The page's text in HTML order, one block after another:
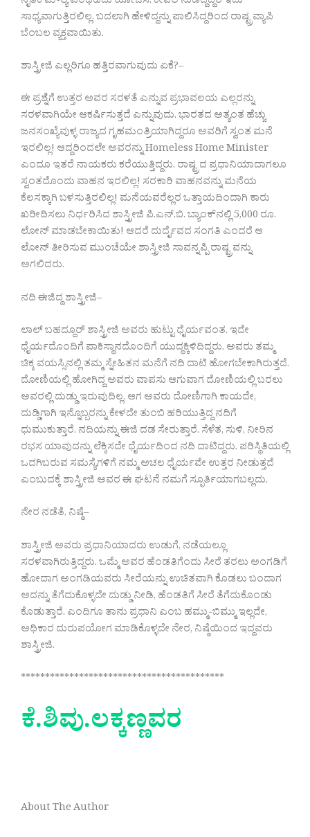
ಸಾಧ್ಯವಾಗುತ್ತಿರಲಿಲ್ಲ. ಬದಲಾಗಿ ಹೇಳಿದ್ದನ್ನು ಪಾಲಿಸಿದ್ದರಿಂದ ರಾಷ್ಟ್ರವ್ಯಾಪಿ
ಬೆಂಬಲ ವ್ಯಕ್ತವಾಯಿತು.
ಶಾಸ್ತ್ರೀಜಿ ಎಲ್ಲರಿಗೂ ಹತ್ತಿರವಾಗುವುದು ಏಕೆ?–
ಈ ಪ್ರಶ್ನೆಗೆ ಉತ್ತರ ಅವರ ಸರಳತೆ ಎನ್ನುವ ಪ್ರಭಾವಲಯ ಎಲ್ಲರನ್ನು
ಸರಳವಾಗಿಯೇ ಆಕರ್ಷಿಸುತ್ತದೆ ಎನ್ನುವುದು. ಭಾರತದ ಅತ್ಯಂತ ಹೆಚ್ಚು
ಜನಸಂಖ್ಯೆವುಳ್ಳ ರಾಜ್ಯದ ಗೃಹಮಂತ್ರಿಯಾಗಿದ್ದರೂ ಅವರಿಗೆ ಸ್ವಂತ ಮನೆ
ಇರಲಿಲ್ಲ! ಆದ್ದರಿಂದಲೇ ಅವರನ್ನು Homeless Home Minister
ಎಂದೂ ಇತರೆ ನಾಯಕರು ಕರೆಯುತ್ತಿದ್ದರು. ರಾಷ್ಟ್ರದ ಪ್ರಧಾನಿಯಾದಾಗಲೂ
ಸ್ವಂತದೊಂದು ವಾಹನ ಇರಲಿಲ್ಲ! ಸರಕಾರಿ ವಾಹನವನ್ನು ಮನೆಯ
ಕೆಲಸಕ್ಕಾಗಿ ಬಳಸುತ್ತಿರಲಿಲ್ಲ! ಮನೆಯವರೆಲ್ಲರ ಒತ್ತಾಯದಿಂದಾಗಿ ಕಾರು
ಖರೀದಿಸಲು ನಿರ್ಧರಿಸಿದ ಶಾಸ್ತ್ರೀಜಿ ಪಿ.ಎನ್‌.ಬಿ. ಬ್ಯಾಂಕ್‌ನಲ್ಲಿ 5,000 ರೂ.
ಲೋನ್‌ ಮಾಡಬೇಕಾಯಿತು! ಆದರೆ ದುರ್ದೈವದ ಸಂಗತಿ ಎಂದರೆ ಆ
ಲೋನ್‌ ತೀರಿಸುವ ಮುಂಚೆಯೇ ಶಾಸ್ತ್ರೀಜಿ ಸಾವನ್ನಪ್ಪಿ ರಾಷ್ಟ್ರವನ್ನು
ಅಗಲಿದರು.
ನದಿ ಈಜಿದ್ದ ಶಾಸ್ತ್ರೀಜಿ–
ಲಾಲ್‌ ಬಹದ್ದೂರ್‌ ಶಾಸ್ತ್ರೀಜಿ ಅವರು ಹುಟ್ಟು ಧೈರ್ಯವಂತ. ಇದೇ
ಧೈರ್ಯದೊಂದಿಗೆ ಪಾಕಿಸ್ಥಾನದೊಂದಿಗೆ ಯುದ್ಧಕ್ಕಿಳಿದಿದ್ದರು. ಅವರು ತಮ್ಮ
ಚಿಕ್ಕ ವಯಸ್ಸಿನಲ್ಲಿ ತಮ್ಮ ಸ್ನೇಹಿತನ ಮನೆಗೆ ನದಿ ದಾಟಿ ಹೋಗಬೇಕಾಗಿರುತ್ತದೆ.
ದೋಣಿಯಲ್ಲಿ ಹೋಗಿದ್ದ ಅವರು ವಾಪಸು ಆಗುವಾಗ ದೋಣಿಯಲ್ಲಿ ಬರಲು
ಅವರಲ್ಲಿ ದುಡ್ಡು ಇರುವುದಿಲ್ಲ. ಆಗ ಅವರು ದೋಣಿಗಾಗಿ ಕಾಯದೇ,
ದುಡ್ಡಿಗಾಗಿ ಇನ್ನೊಬ್ಬರನ್ನು ಕೇಳದೇ ತುಂಬಿ ಹರಿಯುತ್ತಿದ್ದ ನದಿಗೆ
ಧುಮುಕುತ್ತಾರೆ. ನದಿಯನ್ನು ಈಜಿ ದಡ ಸೇರುತ್ತಾರೆ. ಸೆಳೆತ, ಸುಳಿ, ನೀರಿನ
ರಭಸ ಯಾವುದನ್ನು ಲೆಕ್ಕಿಸದೇ ಧೈರ್ಯದಿಂದ ನದಿ ದಾಟಿದ್ದರು. ಪರಿಸ್ಥಿತಿಯಲ್ಲಿ
ಒದಗಿಬರುವ ಸಮಸ್ಯೆಗಳಿಗೆ ನಮ್ಮ ಅಚಲ ಧೈರ್ಯವೇ ಉತ್ತರ ನೀಡುತ್ತದೆ
ಎಂಬುದಕ್ಕೆ ಶಾಸ್ತ್ರೀಜಿ ಅವರ ಈ ಘಟನೆ ನಮಗೆ ಸ್ಫೂರ್ತಿಯಾಗಬಲ್ಲದು.
ನೇರ ನಡೆತೆ, ನಿಷ್ಠೆ–
ಶಾಸ್ತ್ರೀಜಿ ಅವರು ಪ್ರಧಾನಿಯಾದರು ಉಡುಗೆ, ನಡೆಯಲ್ಲೂ
ಸರಳವಾಗಿರುತ್ತಿದ್ದರು. ಒಮ್ಮೆ ಅವರ ಹೆಂಡತಿಗೆಂದು ಸೀರೆ ತರಲು ಅಂಗಡಿಗೆ
ಹೋದಾಗ ಅಂಗಡಿಯವರು ಸೀರೆಯನ್ನು ಉಚಿತವಾಗಿ ಕೊಡಲು ಬಂದಾಗ
ಅದನ್ನು ತೆಗೆದುಕೊಳ್ಳದೇ ದುಡ್ಡು ನೀಡಿ, ಹೆಂಡತಿಗೆ ಸೀರೆ ತೆಗೆದುಕೊಂಡು
ಕೊಡುತ್ತಾರೆ. ಎಂದಿಗೂ ತಾನು ಪ್ರಧಾನಿ ಎಂಬ ಹಮ್ಮು-ಬಿಮ್ಮು ಇಲ್ಲದೇ,
ಅಧಿಕಾರ ದುರುಪಯೋಗ ಮಾಡಿಕೊಳ್ಳದೇ ನೇರ, ನಿಷ್ಠೆಯಿಂದ ಇದ್ದವರು
ಶಾಸ್ತ್ರೀಜಿ.
******************************************
ಕೆ.ಶಿವು.ಲಕ್ಕಣ್ಣವರ
About The Author